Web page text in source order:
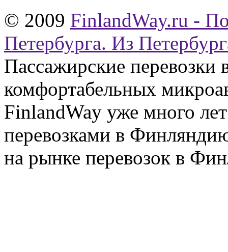
© 2009 FinlandWay.ru -
Петербурга. Из
Пассажирские
комфортабельных
FinlandWay уже много
перевозками в
на рынке перевозок в